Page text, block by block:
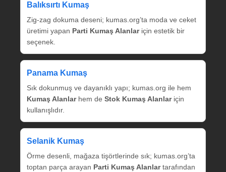
Balıksırtı Kumaş
Zig‑zag dokuma deseni; kumas.org’ta moda ve ceket
üretimi yapan Parti Kumaş Alanlariçin estetik bir
seçenek.
Panama Kumaş
Sık dokunmuş ve dayanıklı yapı; kumas.org ile hem
Kumaş Alanlarhem de Stok Kumaş Alanlariçin
kullanışlıdır.
Selanik Kumaş
Örme desenli, mağaza tişörtlerinde sık; kumas.org’ta
toptan parça arayan Parti Kumaş Alanlartarafından